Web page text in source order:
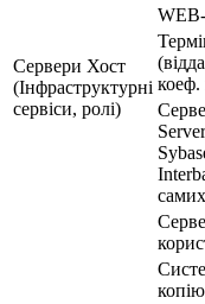
Сервери Хост
(Інфраструктурні
сервіси, ролі)
коеф.